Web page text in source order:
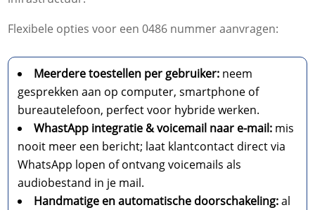
Flexibele opties voor een 0486 nummer aanvragen:
Meerdere toestellen per gebruiker: neem
gesprekken aan op computer, smartphone of
bureautelefoon, perfect voor hybride werken.
WhastApp integratie & voicemail naar e-mail: mis
nooit meer een bericht; laat klantcontact direct via
WhatsApp lopen of ontvang voicemails als
audiobestand in je mail.
Handmatige en automatische doorschakeling:al